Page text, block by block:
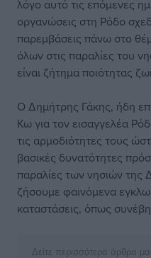
λόγο αυτό τις επόμενες
οργανώσεις στη Ρόδο
παρεμβάσεις πάνω στο
όλων στις παραλίες του
είναι ζήτημα ποιότητας
Ο Δημήτρης Γάκης, ήδη
Κω για τον εισαγγελέα
τις αρμοδιότητες τους
βασικές δυνατότητες
παραλίες των νησιών της
ζήσουμε φαινόμενα
καταστάσεις, όπως
Δείτε περισσότερα άρθρα